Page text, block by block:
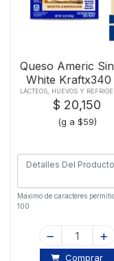
Queso Americ
White Kraftx340
LÁCTEOS, HUEVOS Y
$ 20,150
(g a $59)
Maximo de caracteres
100
Comprar